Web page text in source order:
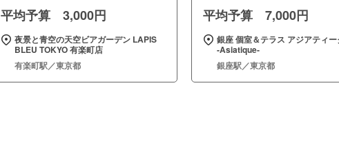
平均予算 3,000円
夜景と青空の天空ビアガーデン LAPIS
BLEU TOKYO 有楽町店
有楽町駅／東京都
平均予算 7,000円
銀座 個室＆テラス アジアティー
‐Asiatique‐
銀座駅／東京都